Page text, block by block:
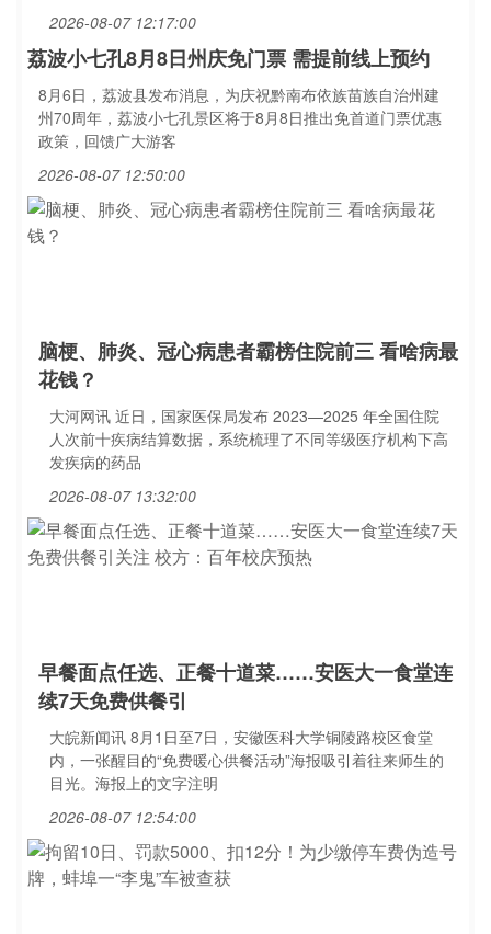
2026-08-07 12:17:00
荔波小七孔8月8日州庆免门票 需提前线上预约
8月6日，荔波县发布消息，为庆祝黔南布依族苗族自治州建
州70周年，荔波小七孔景区将于8月8日推出免首道门票优惠
政策，回馈广大游客
2026-08-07 12:50:00
脑梗、肺炎、冠心病患者霸榜住院前三 看啥病最
花钱？
大河网讯 近日，国家医保局发布 2023—2025 年全国住院
人次前十疾病结算数据，系统梳理了不同等级医疗机构下高
发疾病的药品
2026-08-07 13:32:00
早餐面点任选、正餐十道菜……安医大一食堂连
续7天免费供餐引
大皖新闻讯 8月1日至7日，安徽医科大学铜陵路校区食堂
内，一张醒目的“免费暖心供餐活动”海报吸引着往来师生的
目光。海报上的文字注明
2026-08-07 12:54:00